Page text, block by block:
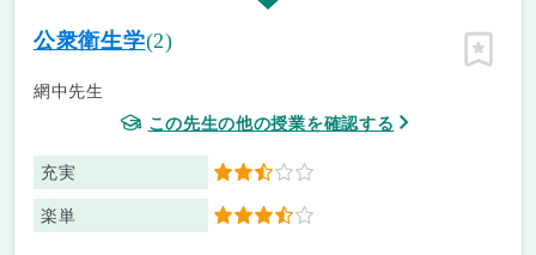
公衆衛生学(2)
網中先生
この先生の他の授業を確認する
充実 2.5
楽単 3.5
ピン留